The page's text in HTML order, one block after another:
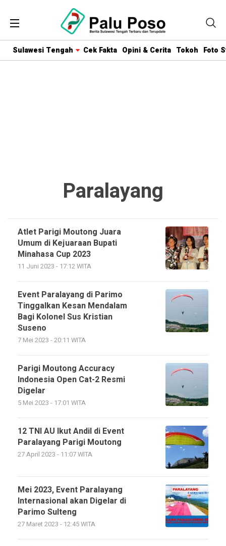
Sulawesi Tengah Cek Fakta Opini & Cerita Tokoh Foto
Paralayang
Atlet Parigi Moutong Juara
Umum di Kejuaraan Bupati
Minahasa Cup 2023
11 Juni 2023 - 17:12 WITA
Event Paralayang di Parimo
Tinggalkan Kesan Mendalam
Bagi Kolonel Sus Kristian
Suseno
7 Mei 2023 - 20:11 WITA
Parigi Moutong Accuracy
Indonesia Open Cat-2 Resmi
Digelar
5 Mei 2023 - 17:01 WITA
12 TNI AU Ikut Andil di Event
Paralayang Parigi Moutong
27 April 2023 - 11:07 WITA
Mei 2023, Event Paralayang
Internasional akan Digelar di
Parimo Sulteng
27 Maret 2023 - 12:45 WITA